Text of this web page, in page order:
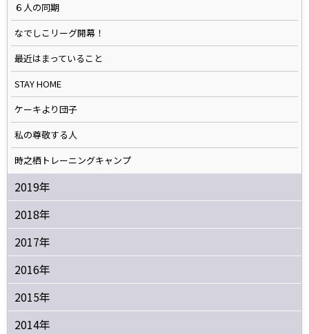
６人の同期
なでしこリーグ開幕！
最近はまっていること
STAY HOME
ケーキより団子
私の尊敬する人
時之栖トレーニングキャンプ
2019年
2018年
2017年
2016年
2015年
2014年